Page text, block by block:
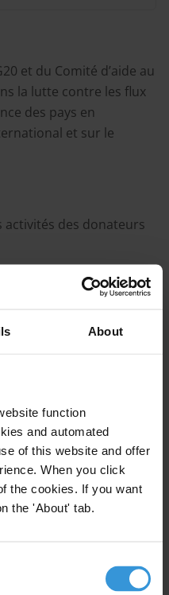
About
function
and automated
of this website and offer
When you click
the cookies. If you want
the 'About' tab.
et du Comité d’aide au
la lutte contre les flux
des pays en
et sur le
des donateurs
Comite d’Aide au
développement dans la
illicites en
de l’aide